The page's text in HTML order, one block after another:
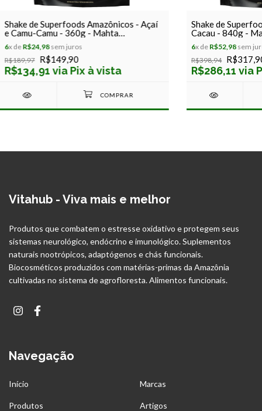
Shake de Superfoods Amazônicos - Açaí
e Camu-Camu - 360g - Mahta
Superfoods
6x deR$24,98sem juros
R$189,97
R$149,90
R$134,91 via Pix à vista
Shake de
Cacau - 840g -
6x de R$52,98sem
R$398,94
R$286,11 via
Vitahub - Viva mais e melhor
Produtos que combatem o estresse oxidativo e protegem seus
sistemas neurológico, endócrino e imunológico. Suplementos
naturais nootrópicos, adaptógenos e chás funcionais.
Biocosméticos produzidos com matérias-primas da Amazônia
cultivadas no sistema de agrofloresta. Alimentos funcionais.
Navegação
Início Marcas
Produtos Artigos